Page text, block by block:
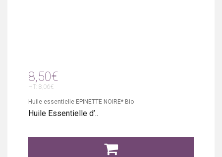
8,50€
HT: 8,06€
Huile essentielle EPINETTE NOIRE* Bio
Huile Essentielle d’..